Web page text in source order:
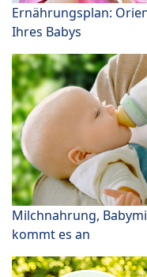
Ernährungsplan:
Ihres Babys
Milchnahrung,
kommt es an